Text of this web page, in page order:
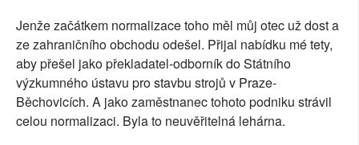
Jenže začátkem normalizace toho měl můj otec už dost a
ze zahraničního obchodu odešel. Přijal nabídku mé tety,
aby přešel jako překladatel-odborník do Státního
výzkumného ústavu pro stavbu strojů v Praze-
Běchovicích. A jako zaměstnanec tohoto podniku strávil
celou normalizaci. Byla to neuvěřitelná lehárna.